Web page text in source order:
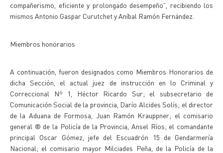
compañerismo, eficiente y prolongado desempeño”, recibiendo los
mismos Antonio Gaspar Curutchet y Aníbal Ramón Fernández.
Miembros honorarios
A continuación, fueron designados como Miembros Honorarios de
dicha Sección, el actual juez de instrucción en lo Criminal y
Correccional Nº 1, Héctor Ricardo Sur; el subsecretario de
Comunicación Social de la provincia, Darío Alcides Solís; el director
de la Aduana de Formosa, Juan Ramón Krauppner; el comisario
general ® de la Policía de la Provincia, Ansel Ríos; el comandante
principal Oscar Gómez, jefe del Escuadrón 15 de Gendarmería
Nacional; el comisario mayor Milciades Peña, de la Policía de la